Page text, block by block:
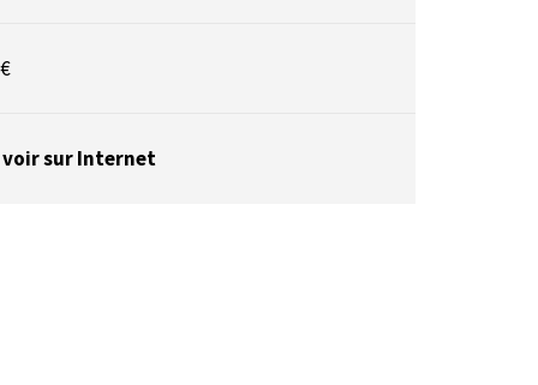
voir sur Internet